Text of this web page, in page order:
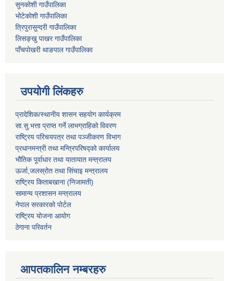
सुनकोशी गाउँपालिका
भोटेकोशी गाउँपालिका
त्रिपुरासुन्दरी गाउँपालिका
लिसङ्खु पाखर गाउँपालिका
पाँचपोखरी थाङपाल गाउँपालिका
उपयोगी लिंकहरु
प्रादेशिक/स्थानीय शासन सहयोग कार्यक्रम
सा.सु.भत्ता प्राप्त गर्ने लाभग्राहिको विवरण
राष्ट्रिय परिचयपत्र तथा पञ्‍जीकरण विभाग
प्रधानमन्त्री तथा मन्त्रिपरिषद्को कार्यालय
भौतिक पूर्वाधार तथा यातायात मन्त्रालय
ऊर्जा,जलस्रोत तथा सिंचाइ मन्त्रालय
राष्ट्रिय किताबखाना (निजामती)
सामान्य प्रशासन मन्त्रालय
नेपाल सरकारको पोर्टल
राष्ट्रिय योजना आयोग
ठेगाना परिवर्तन
आपतकालिन नम्बरहरु